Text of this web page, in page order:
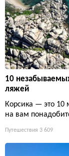
10
ляжей
Корсика — это 10
на вам
Путешествия 3 609